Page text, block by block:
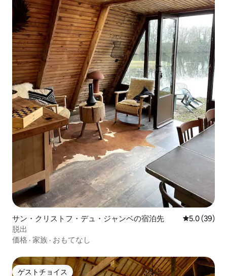
サン・クリストフ・デュ・ジャンベの宿泊先 レビュー39
5.0 (39)
脱出
価格 · 家族 · おもてなし
ゲストチョイス